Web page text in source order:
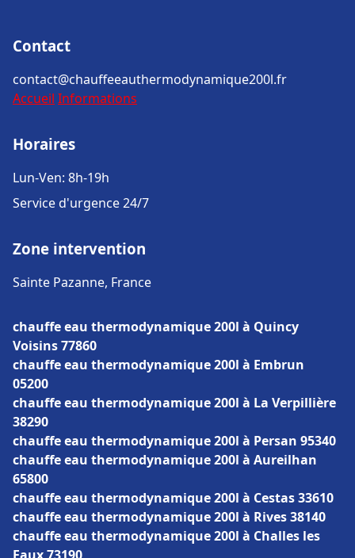
Contact
contact@chauffeeauthermodynamique200l.fr
Accueil Informations
Horaires
Lun-Ven: 8h-19h
Service d'urgence 24/7
Zone intervention
Sainte Pazanne, France
chauffe eau thermodynamique 200l à Quincy
Voisins 77860
chauffe eau thermodynamique 200l à Embrun
05200
chauffe eau thermodynamique 200l à La Verpillière
38290
chauffe eau thermodynamique 200l à Persan 95340
chauffe eau thermodynamique 200l à Aureilhan
65800
chauffe eau thermodynamique 200l à Cestas 33610
chauffe eau thermodynamique 200l à Rives 38140
chauffe eau thermodynamique 200l à Challes les